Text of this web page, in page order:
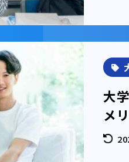
大
メ